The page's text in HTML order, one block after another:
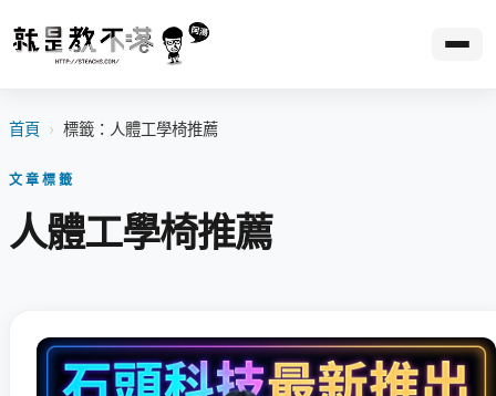
首頁 › 標籤：人體工學椅推薦
文章標籤
人體工學椅推薦